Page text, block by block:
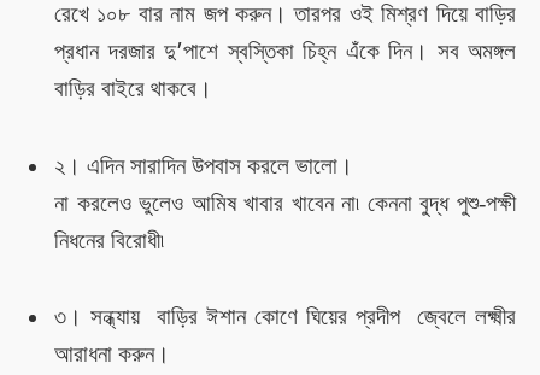
রেখে ১০৮ বার নাম জপ করুন। তারপর ওইমিশ্রণ দিয়ে বাড়ির
প্রধান দরজার দু’পাশে স্বস্তিকা চিহ্ন এঁকে দিন। সব অমঙ্গল
বাড়ির বাইরে থাকবে।
২। এদিন সারাদিন উপবাস করলে ভালো।
না করলেওভুলেও আমিষ খাবার খাবেন না৷ কেননা বুদ্ধ পুশু-পক্ষী
নিধনের বিরোধী৷
৩। সন্ধ্যায় বাড়ির ঈশান কোণে ঘিয়ের প্রদীপ জ্বেলে লক্ষ্মীর
আরাধনা করুন।